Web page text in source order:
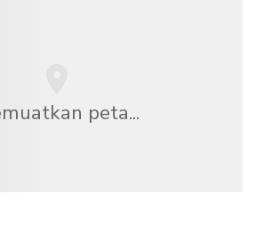
peta...